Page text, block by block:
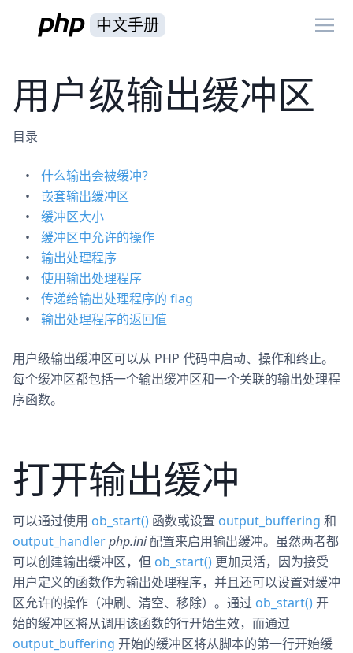
中文手册
用户级输出缓冲区
目录
什么输出会被缓冲？
嵌套输出缓冲区
缓冲区大小
缓冲区中允许的操作
输出处理程序
使用输出处理程序
传递给输出处理程序的 flag
输出处理程序的返回值
用户级输出缓冲区可以从 PHP 代码中启动、操作和终止。
每个缓冲区都包括一个输出缓冲区和一个关联的输出处理程
序函数。
打开输出缓冲
可以通过使用 ob_start() 函数或设置 output_buffering 和
output_handlerphp.ini配置来启用输出缓冲。虽然两者都
可以创建输出缓冲区，但 ob_start() 更加灵活，因为接受
用户定义的函数作为输出处理程序，并且还可以设置对缓冲
区允许的操作（冲刷、清空、移除）。通过 ob_start()开
始的缓冲区将从调用该函数的行开始生效，而通过
output_buffering 开始的缓冲区将从脚本的第一行开始缓